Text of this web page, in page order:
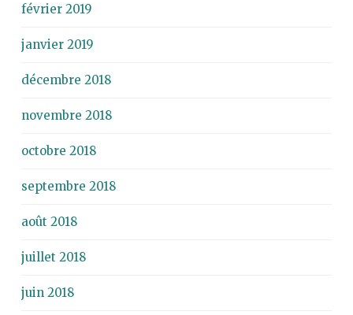
février 2019
janvier 2019
décembre 2018
novembre 2018
octobre 2018
septembre 2018
août 2018
juillet 2018
juin 2018